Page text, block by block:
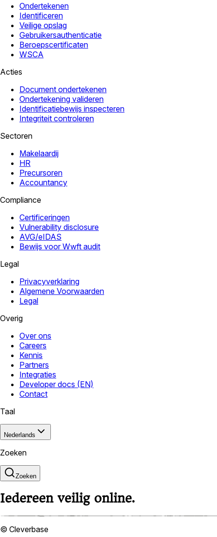
Ondertekenen
Identificeren
Veilige opslag
Gebruikersauthenticatie
Beroepscertificaten
WSCA
Acties
Document ondertekenen
Ondertekening valideren
Identificatiebewijs inspecteren
Integriteit controleren
Sectoren
Makelaardij
HR
Precursoren
Accountancy
Compliance
Certificeringen
Vulnerability disclosure
AVG/eIDAS
Bewijs voor Wwft audit
Legal
Privacyverklaring
Algemene Voorwaarden
Legal
Overig
Over ons
Careers
Kennis
Partners
Integraties
Developer docs (EN)
Contact
Taal
Nederlands
Zoeken
Zoeken
Iedereen veilig online.
© Cleverbase